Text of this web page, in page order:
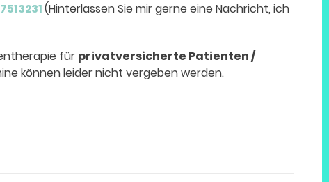
(Hinterlassen Sie mir gerne eine Nachricht, ich
für privatversicherte Patienten /
können leider nicht vergeben werden.